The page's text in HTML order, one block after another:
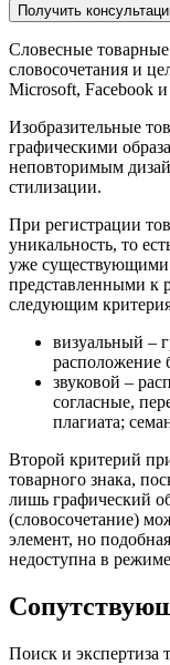
Получить
Словесные товарные
словосочетания и
Microsoft, Facebook и
Изобразительные
графическими
неповторимым
стилизации.
При регистрации
уникальность, то
уже существующими
представленными к
следующим
визуальный –
расположение
звуковой –
согласные,
плагиата;
Второй критерий
товарного знака,
лишь графический
(словосочетание)
элемент, но
недоступна в
Поиск и экспертиза